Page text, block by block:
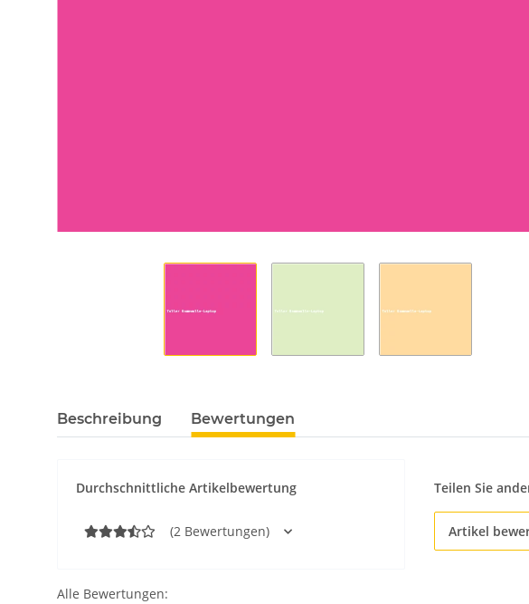
Beschreibung Bewertungen
Durchschnittliche Artikelbewertung
(2 Bewertungen)
Teilen Sie
Artikel
Alle Bewertungen: